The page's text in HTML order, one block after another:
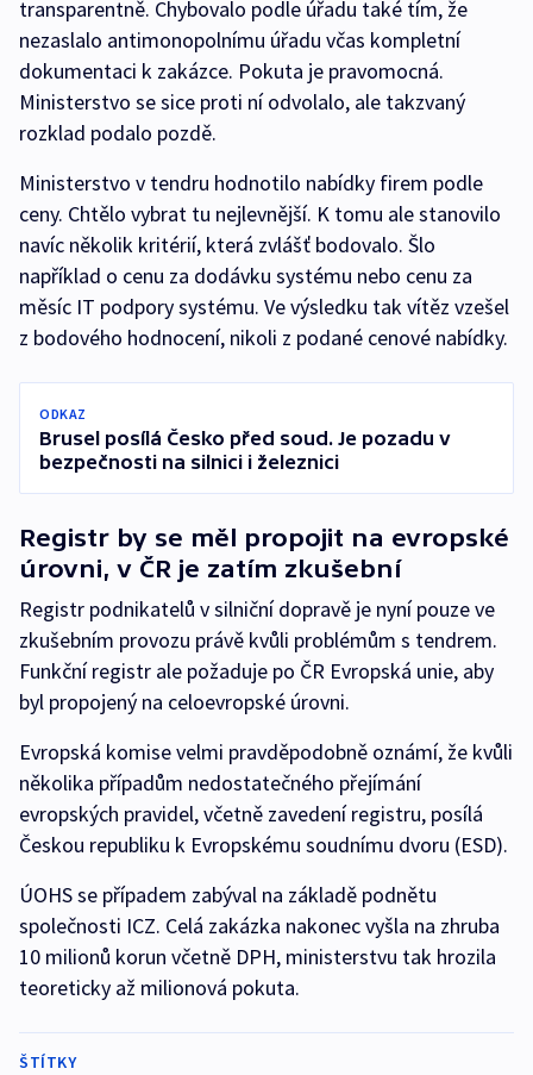
transparentně. Chybovalo podle úřadu také tím, že
nezaslalo antimonopolnímu úřadu včas kompletní
dokumentaci k zakázce. Pokuta je pravomocná.
Ministerstvo se sice proti ní odvolalo, ale takzvaný
rozklad podalo pozdě.
Ministerstvo v tendru hodnotilo nabídky firem podle
ceny. Chtělo vybrat tu nejlevnější. K tomu ale stanovilo
navíc několik kritérií, která zvlášť bodovalo. Šlo
například o cenu za dodávku systému nebo cenu za
měsíc IT podpory systému. Ve výsledku tak vítěz vzešel
z bodového hodnocení, nikoli z podané cenové nabídky.
ODKAZ
Brusel posílá Česko před soud. Je pozadu v
bezpečnosti na silnici i železnici
Registr by se měl propojit na evropské
úrovni, v ČR je zatím zkušební
Registr podnikatelů v silniční dopravě je nyní pouze ve
zkušebním provozu právě kvůli problémům s tendrem.
Funkční registr ale požaduje po ČR Evropská unie, aby
byl propojený na celoevropské úrovni.
Evropská komise velmi pravděpodobně oznámí, že kvůli
několika případům nedostatečného přejímání
evropských pravidel, včetně zavedení registru, posílá
Českou republiku k Evropskému soudnímu dvoru (ESD).
ÚOHS se případem zabýval na základě podnětu
společnosti ICZ. Celá zakázka nakonec vyšla na zhruba
10 milionů korun včetně DPH, ministerstvu tak hrozila
teoreticky až milionová pokuta.
ŠTÍTKY